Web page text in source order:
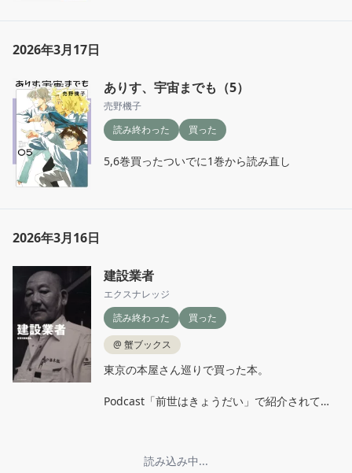
2026年3月17日
ありす、宇宙までも（5）
売野機子
読み終わった
買った
5,6巻買ったついでに1巻から読み直し
2026年3月16日
建設業者
エクスナレッジ
読み終わった
買った
@ 蟹ブックス
東京の本屋さん巡りで買った本。
Podcast「前世はきょうだい」で紹介されてい
読み込み中...